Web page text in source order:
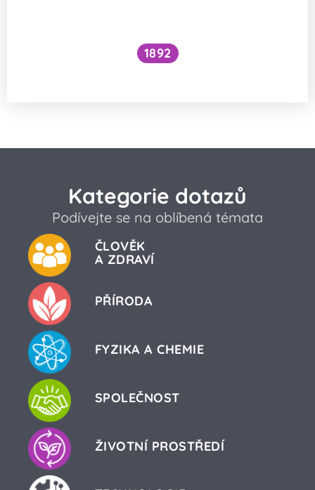
1892
Kategorie dotazů
Podívejte se na oblíbená témata
ČLOVĚK
A ZDRAVÍ
PŘÍRODA
FYZIKA A CHEMIE
SPOLEČNOST
ŽIVOTNÍ PROSTŘEDÍ